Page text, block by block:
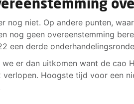
nog niet. Op andere punten,
nog geen overeenstemming
een derde
we er dan uitkomen want de cao
verlopen. Hoogste tijd voor een